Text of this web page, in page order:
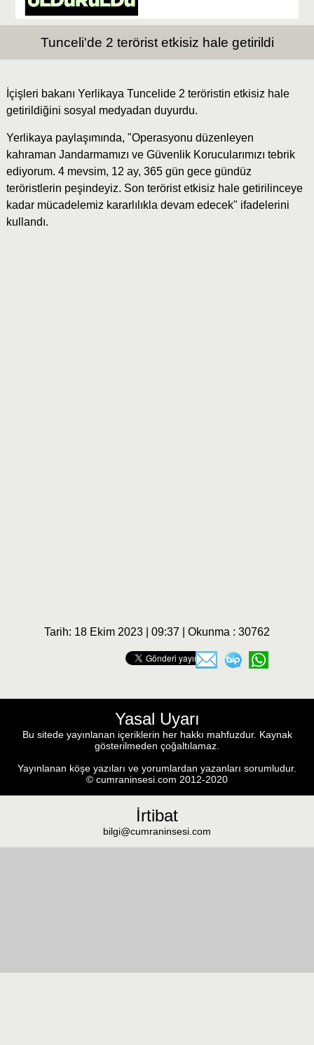
Tunceli'de 2 terörist etkisiz hale getirildi
İçişleri bakanı Yerlikaya Tuncelide 2 teröristin etkisiz hale
getirildiğini sosyal medyadan duyurdu.
Yerlikaya paylaşımında, "Operasyonu düzenleyen
kahraman Jandarmamızı ve Güvenlik Korucularımızı tebrik
ediyorum. 4 mevsim, 12 ay, 365 gün gece gündüz
teröristlerin peşindeyiz. Son terörist etkisiz hale getirilinceye
kadar mücadelemiz kararlılıkla devam edecek" ifadelerini
kullandı.
Tarih: 18 Ekim 2023 | 09:37 | Okunma : 30762
Yasal Uyarı
Bu sitede yayınlanan içeriklerin her hakkı mahfuzdur. Kaynak
gösterilmeden çoğaltılamaz.
Yayınlanan köşe yazıları ve yorumlardan yazanları sorumludur.
© cumraninsesi.com 2012-2020
İrtibat
bilgi@cumraninsesi.com